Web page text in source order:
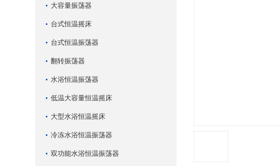
大容量振荡器
台式恒温摇床
台式恒温振荡器
翻转振荡器
水浴恒温振荡器
低温大容量恒温摇床
大型水浴恒温摇床
冷冻水浴恒温振荡器
双功能水浴恒温振荡器